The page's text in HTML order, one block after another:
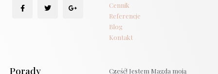
Cennik
Referencje
Blog
Kontakt
Porady
Cześć! Jestem Magda moją